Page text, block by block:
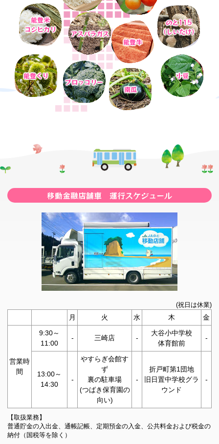
2026年06月03日
すいか現地研修会（R8.6.2）資料
2026年06月03日
令和8年度くり防除情報
2026年06月02日
2026/6/8～金融移動店舗車の営業時間が変わります！
2026年06月02日
令和8年 こめづくり情報（中干し編）
「国消国産」JAグループ統一運動_笑味ちゃん×ハローキテ
ィ特設サイトオープン！
2026年05月15日
2026年05月07日
広報誌「まぁんで能登」5月号を掲載しました。
2026年04月16日
農機センター及び諸岡給油所の繁忙期営業について
2026年04月16日
「やすらぎ会館天翔穴水」2026/04/16から営業開始しまし
広報誌「まぁんで能登」4月号を掲載しました。
2026年03月06日
広報誌「まぁんで能登」3月号を掲載しました。
2026年02月09日
一部店舗の営業時間短縮について
広報誌「まぁんで能登」2月号を掲載しました。
2026年01月01日
広報誌「まぁんで能登」1月号を掲載しました。
青果物市況情報
2026年07月24日
青果物市況情報
2026年07月23日
青果物市況情報
2026年07月21日
青果物市況情報
2026年07月17日
青果物市況情報
2026年07月16日
青果物市況情報
2026年07月13日
青果物市況情報
2026年07月11日
青果物市況情報
2026年07月09日
青果物市況情報
2026年07月07日
青果物市況情報
2026年07月06日
2026年07月04日
青果物市況情報
能登米
コシヒカリ
アスパラガス
能登牛
のと115
（しいたけ）
能登くり
ブロッコリー
南瓜
小豆
移動金融店舗車 運行スケジュール
(祝日は休業)
月 火 水 木 金
営業時
間
9:30～
11:00
- 三崎店 -
大谷小中学校
体育館前
-
13:00～
14:30
-
やすらぎ会館す
ず
裏の駐車場
(つばき保育園の
向い)
-
折戸町第1団地
旧日置中学校グラ
ウンド
-
【取扱業務】
普通貯金の入出金、通帳記帳、定期預金の入金、公共料金および税金の
納付（国税等を除く）